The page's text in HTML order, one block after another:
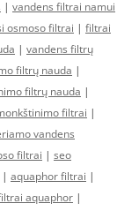
| vandens filtrai namui
osmoso filtrai | filtrai
| vandens filtrų
filtrų nauda |
filtrų nauda |
filtrai |
vandens
filtrai | seo
| aquaphor filtrai |
aquaphor |